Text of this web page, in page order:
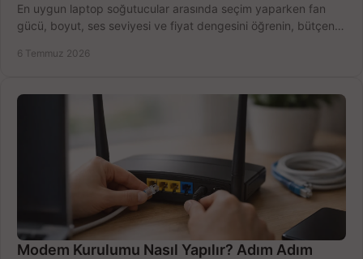
En uygun laptop soğutucular arasında seçim yaparken fan
gücü, boyut, ses seviyesi ve fiyat dengesini öğrenin, bütçenizi
6 Temmuz 2026
Modem Kurulumu Nasıl Yapılır? Adım Adım